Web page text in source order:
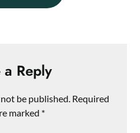
a Reply
be published. Required
marked *